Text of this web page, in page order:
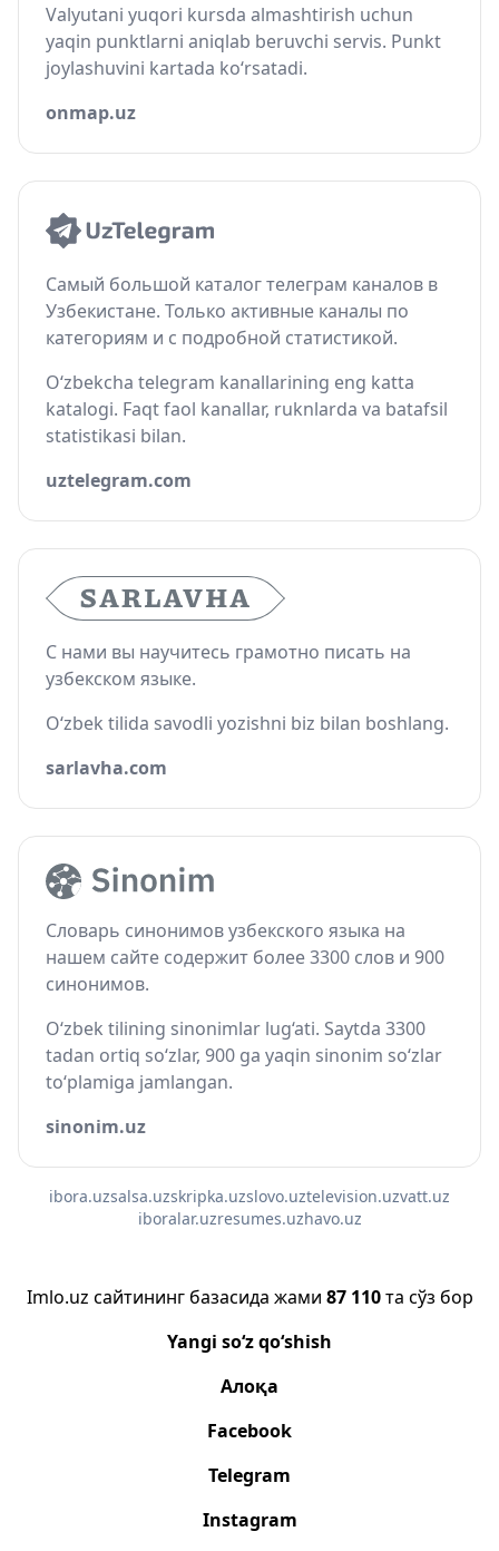
Valyutani yuqori kursda almashtirish uchun
yaqin punktlarni aniqlab beruvchi servis. Punkt
joylashuvini kartada ko‘rsatadi.
onmap.uz
Самый большой каталог телеграм каналов в
Узбекистане. Только активные каналы по
категориям и с подробной статистикой.
O‘zbekcha telegram kanallarining eng katta
katalogi. Faqt faol kanallar, ruknlarda va batafsil
statistikasi bilan.
uztelegram.com
С нами вы научитесь грамотно писать на
узбекском языке.
O‘zbek tilida savodli yozishni biz bilan boshlang.
sarlavha.com
Словарь синонимов узбекского языка на
нашем сайте содержит более 3300 слов и 900
синонимов.
O‘zbek tilining sinonimlar lug‘ati. Saytda 3300
tadan ortiq so‘zlar, 900 ga yaqin sinonim so‘zlar
to‘plamiga jamlangan.
sinonim.uz
ibora.uzsalsa.uzskripka.uzslovo.uztelevision.uzvatt.uz
iboralar.uzresumes.uzhavo.uz
Imlo.uz сайтининг базасида жами 87 110та сўз бор
Yangi so‘z qo‘shish
Алоқа
Facebook
Telegram
Instagram